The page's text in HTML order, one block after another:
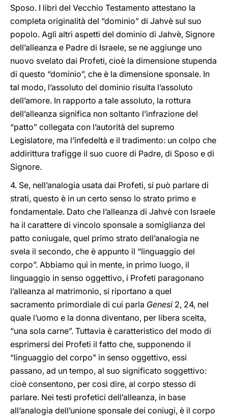
Sposo. I libri del Vecchio Testamento attestano la
completa originalità del “dominio” di Jahvè sul suo
popolo. Agli altri aspetti del dominio di Jahvè, Signore
dell’alleanza e Padre di Israele, se ne aggiunge uno
nuovo svelato dai Profeti, cioè la dimensione stupenda
di questo “dominio”, che è la dimensione sponsale. In
tal modo, l’assoluto del dominio risulta l’assoluto
dell’amore. In rapporto a tale assoluto, la rottura
dell’alleanza significa non soltanto l’infrazione del
“patto” collegata con l’autorità del supremo
Legislatore, ma l’infedeltà e il tradimento: un colpo che
addirittura trafigge il suo cuore di Padre, di Sposo e di
Signore.
4. Se, nell’analogia usata dai Profeti, si può parlare di
strati, questo è in un certo senso lo strato primo e
fondamentale. Dato che l’alleanza di Jahvè con Israele
ha il carattere di vincolo sponsale a somiglianza del
patto coniugale, quel primo strato dell’analogia ne
svela il secondo, che è appunto il “linguaggio del
corpo”. Abbiamo qui in mente, in primo luogo, il
linguaggio in senso oggettivo, i Profeti paragonano
l’alleanza al matrimonio, si riportano a quel
sacramento primordiale di cui parla Genesi 2, 24, nel
quale l’uomo e la donna diventano, per libera scelta,
“una sola carne”. Tuttavia è caratteristico del modo di
esprimersi dei Profeti il fatto che, supponendo il
“linguaggio del corpo” in senso oggettivo, essi
passano, ad un tempo, al suo significato soggettivo:
cioè consentono, per così dire, al corpo stesso di
parlare. Nei testi profetici dell’alleanza, in base
all’analogia dell’unione sponsale dei coniugi, è il corpo